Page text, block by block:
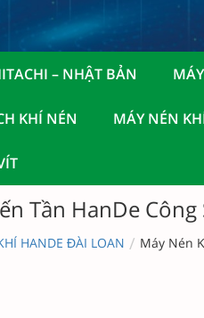
– NHẬT BẢN
KHÍ NÉN MÁY NÉN
Tần HanDe
HANDE ĐÀI LOAN / Máy Nén